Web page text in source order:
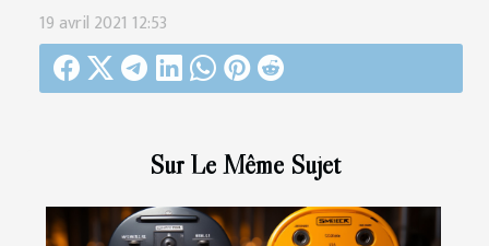
Sur Le Même Sujet
19 avril 2021 12:53